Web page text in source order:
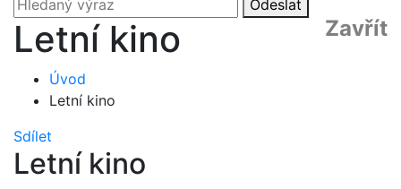
Odeslat
Zavřít
Letní kino
Úvod
Letní kino
Sdílet
Letní kino